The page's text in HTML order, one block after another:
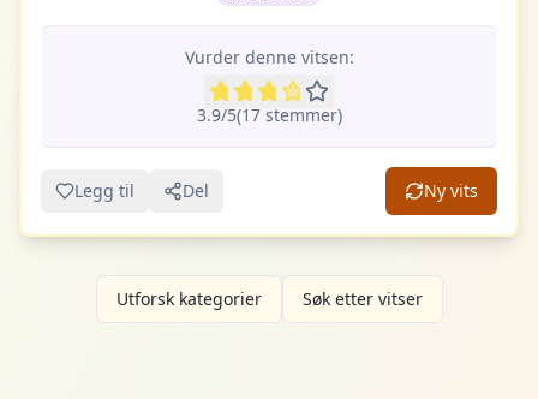
Vurder denne vitsen:
3.9/5(17stemmer)
Legg til Del Ny vits
Utforsk kategorier Søk etter vitser